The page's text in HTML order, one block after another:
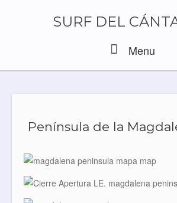
SURF DEL
Menu
Península de la